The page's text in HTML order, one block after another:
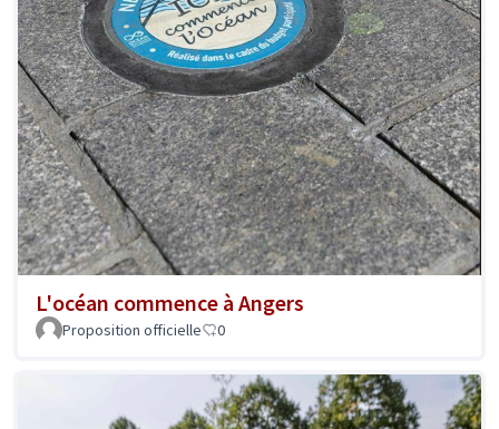
L'océan commence à Angers
Proposition officielle 0